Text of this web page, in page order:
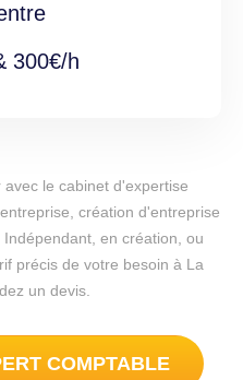
300€/h
le cabinet d'expertise
création d'entreprise
en création, ou
précis de votre besoin à La
un devis.
COMPTABLE